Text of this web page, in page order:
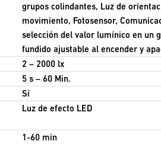
grupos colindantes, Luz de
movimiento, Fotosensor,
selección del valor lumínico en un
fundido ajustable al encender y
2 – 2000 lx
5 s – 60 Min.
Sí
Luz de efecto LED
1-60 min